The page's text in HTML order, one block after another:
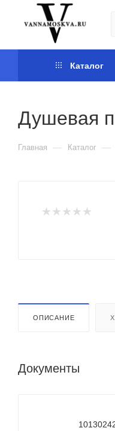
Каталог
Душевая
Главная — Каталог —
ОПИСАНИЕ
Документы